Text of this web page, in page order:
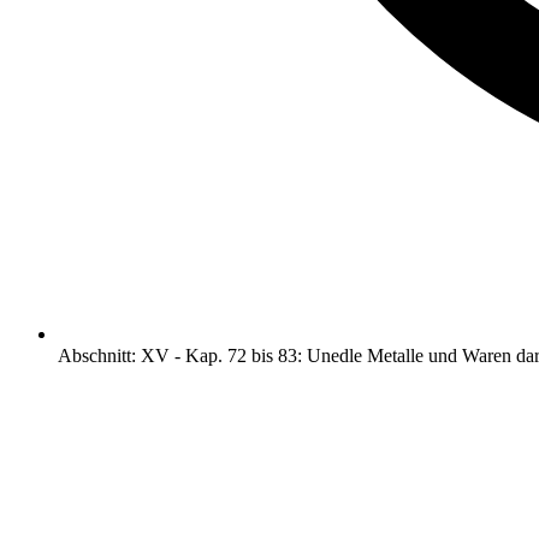
Abschnitt: XV - Kap. 72 bis 83: Unedle Metalle und Waren